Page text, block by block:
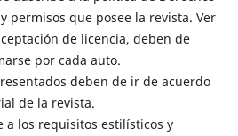
permisos que posee la revista. Ver
de licencia, deben de
por cada auto.
deben de ir de acuerdo
de la revista.
a los requisitos estilísticos y